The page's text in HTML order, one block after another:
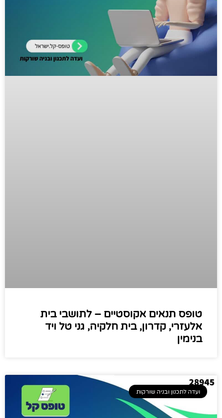
טופס תנאים אקוסטיים – לתושבי בית
אלעזרי, קדרון, בית חלקיה, גני טל ויד
בנימין
ועדה לתכנון ובניה שורקות